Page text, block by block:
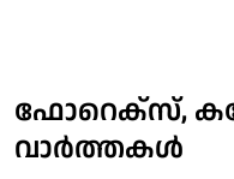
ഫോറെക്സ്,
വാർത്തകൾ